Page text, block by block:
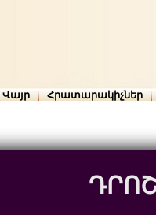
Վայր Հրատարակիչներ